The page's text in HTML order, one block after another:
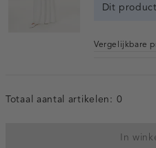
Dit
Vergelijkbare
Totaal aantal artikelen: 0
In